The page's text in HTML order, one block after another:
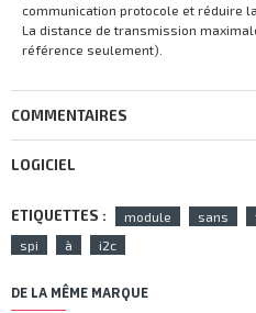
communication protocole et réduire
La distance de transmission
référence seulement).
COMMENTAIRES
LOGICIEL
ETIQUETTES : module sans
spi
à i2c
DE LA MÊME MARQUE